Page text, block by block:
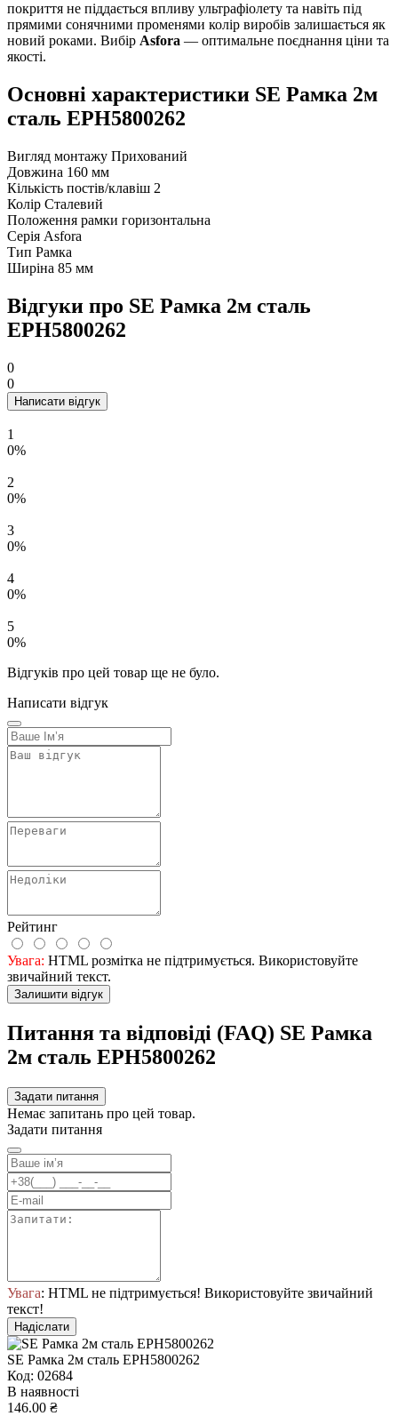
покриття не піддається впливу ультрафіолету та навіть під
прямими сонячними променями колір виробів залишається як
новий роками. Вибір Asfora — оптимальне поєднання ціни та
якості.
Основні характеристики SE Рамка 2м
сталь EPH5800262
Вигляд монтажу Прихований
Довжина 160 мм
Кількість постів/клавіш 2
Колір Сталевий
Положення рамки горизонтальна
Серія Asfora
Тип Рамка
Ширіна 85 мм
Відгуки про SE Рамка 2м сталь
EPH5800262
0
0
Написати відгук
1
0%
2
0%
3
0%
4
0%
5
0%
Відгуків про цей товар ще не було.
Написати відгук
Рейтинг
Увага: HTML розмітка не підтримується. Використовуйте
звичайний текст.
Залишити відгук
Питання та відповіді (FAQ) SE Рамка
2м сталь EPH5800262
Задати питання
Немає запитань про цей товар.
Задати питання
Увага: HTML не підтримується! Використовуйте звичайний
текст!
Надіслати
SE Рамка 2м сталь EPH5800262
Код: 02684
В наявності
146.00 ₴